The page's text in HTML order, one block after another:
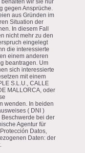
gegen Ansprüche.
aus Gründen im
Situation der
In diesem Fall
nicht mehr zu den
eingelegt
die interessierte
einem anderen
beantragen. Um
sich interessierte
mit einem
S.L.U., CALLE
MALLORCA, oder
wenden. In beiden
( DNI )
bei der
Agentur für
Datos,
Daten: der